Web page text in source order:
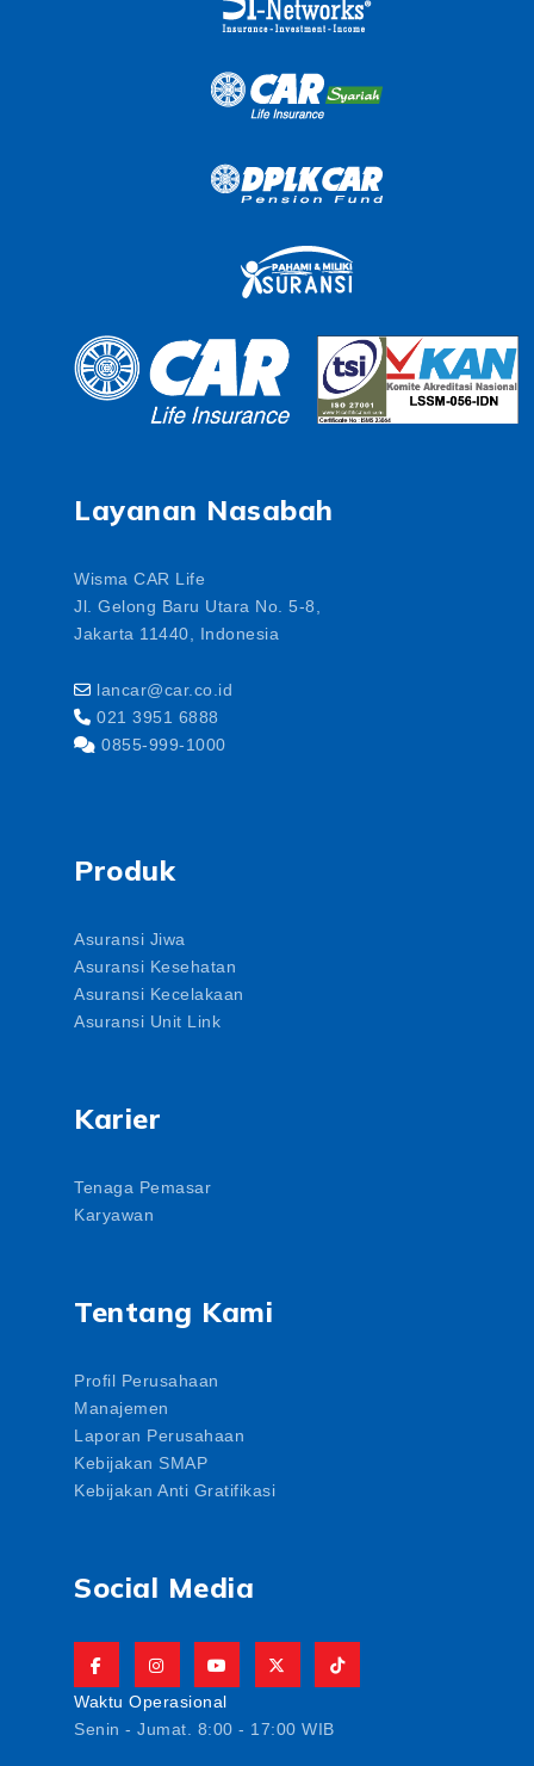
Layanan Nasabah
Wisma CAR Life
Jl. Gelong Baru Utara No. 5-8,
Jakarta 11440, Indonesia
lancar@car.co.id
021 3951 6888
0855-999-1000
Produk
Asuransi Jiwa
Asuransi Kesehatan
Asuransi Kecelakaan
Asuransi Unit Link
Karier
Tenaga Pemasar
Karyawan
Tentang Kami
Profil Perusahaan
Manajemen
Laporan Perusahaan
Kebijakan SMAP
Kebijakan Anti Gratifikasi
Social Media
Waktu Operasional
Senin - Jumat. 8:00 - 17:00 WIB